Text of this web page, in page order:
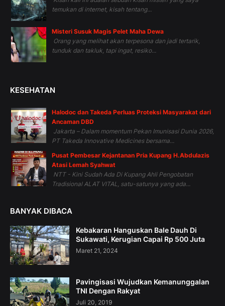
temukan di internet, kisah tentang...
Misteri Susuk Magis Pelet Maha Dewa
Orang yang melihat akan terpesona dan jadi tertarik,
tunduk dan takluk, tapi ingat, resiko...
KESEHATAN
Halodoc dan Takeda Perluas Proteksi Masyarakat dari
Ancaman DBD
Jakarta – Dalam momentum Pekan Imunisasi Dunia 2026,
PT Takeda Innovative Medicines bersama...
Pusat Pembesar Kejantanan Pria Kupang H.Abdulazis
Atasi Lemah Syahwat
NTT - Kini Sudah Ada Di Kupang Ahli Pengobatan
Tradisional ALAT VITAL, satu-satunya yang ada...
BANYAK DIBACA
Kebakaran Hanguskan Bale Dauh Di
Sukawati, Kerugian Capai Rp 500 Juta
Maret 21, 2024
Pavingisasi Wujudkan Kemanunggalan
TNI Dengan Rakyat
Juli 20, 2019